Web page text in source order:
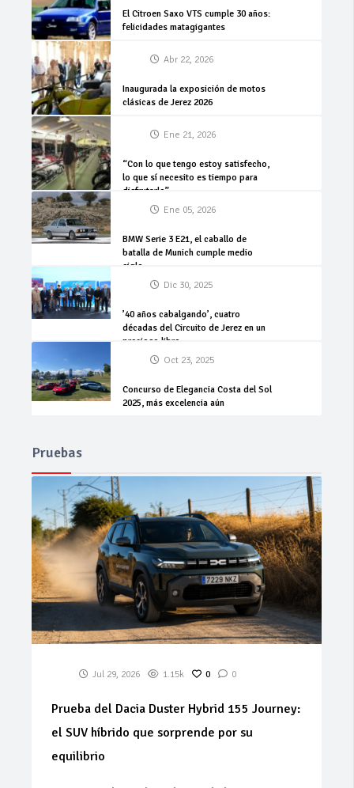
El Citroen Saxo VTS cumple 30 años:
felicidades matagigantes
Abr 22, 2026
Inaugurada la exposición de motos
clásicas de Jerez 2026
Ene 21, 2026
“Con lo que tengo estoy satisfecho,
lo que sí necesito es tiempo para
disfrutarlo”
Ene 05, 2026
BMW Serie 3 E21, el caballo de
batalla de Munich cumple medio
siglo
Dic 30, 2025
’40 años cabalgando’, cuatro
décadas del Circuito de Jerez en un
precioso libro
Oct 23, 2025
Concurso de Elegancia Costa del Sol
2025, más excelencia aún
Pruebas
Jul 29, 2026 1.15k 0 0
Prueba del Dacia Duster Hybrid 155 Journey:
el SUV híbrido que sorprende por su
equilibrio